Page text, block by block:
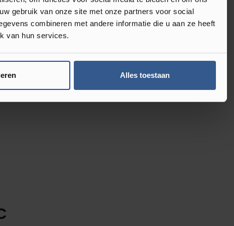
gebruik van onze site met onze partners voor social
combineren met andere informatie die u aan ze heeft
van hun services.
Alles toestaan